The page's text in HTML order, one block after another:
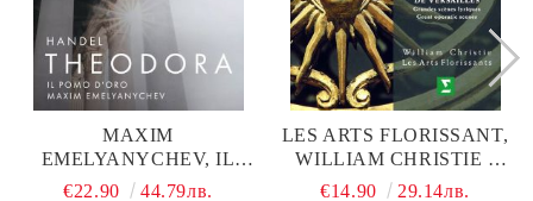
MAXIM
EMELYANYCHEV, IL
POMO D'ORO -
€22.90 44.79лв.
LES ARTS FLORISSANT,
WILLIAM CHRISTIE -
JEAN-BAPTISTE LULLY:
€14.90 29.14лв.